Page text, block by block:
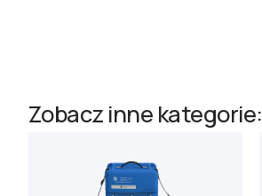
Zobacz inne kategorie: